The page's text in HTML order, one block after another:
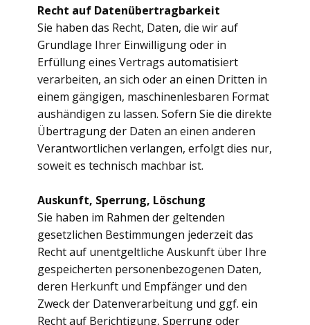
Recht auf Datenübertragbarkeit
Sie haben das Recht, Daten, die wir auf
Grundlage Ihrer Einwilligung oder in
Erfüllung eines Vertrags automatisiert
verarbeiten, an sich oder an einen Dritten in
einem gängigen, maschinenlesbaren Format
aushändigen zu lassen. Sofern Sie die direkte
Übertragung der Daten an einen anderen
Verantwortlichen verlangen, erfolgt dies nur,
soweit es technisch machbar ist.
Auskunft, Sperrung, Löschung
Sie haben im Rahmen der geltenden
gesetzlichen Bestimmungen jederzeit das
Recht auf unentgeltliche Auskunft über Ihre
gespeicherten personenbezogenen Daten,
deren Herkunft und Empfänger und den
Zweck der Datenverarbeitung und ggf. ein
Recht auf Berichtigung, Sperrung oder